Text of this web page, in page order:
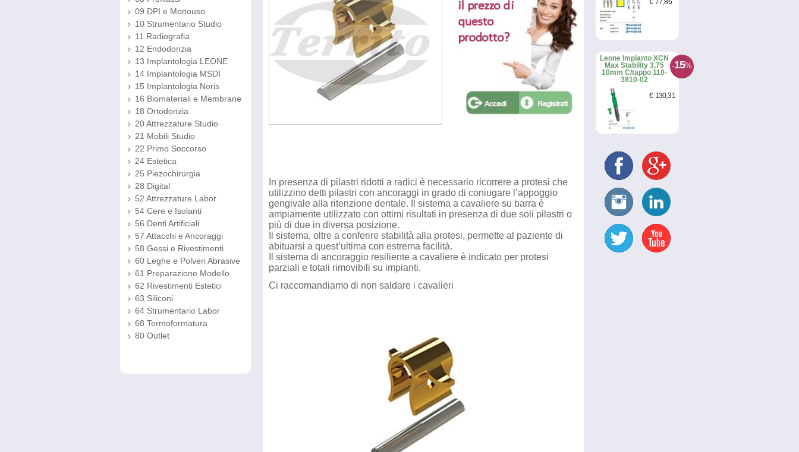
09 DPI e Monouso
10 Strumentario Studio
11 Radiografia
12 Endodonzia
13 Implantologia LEONE
14 Implantologia MSDI
15 Implantologia Noris
16 Biomateriali e Membrane
18 Ortodonzia
20 Attrezzature Studio
21 Mobili Studio
22 Primo Soccorso
24 Estetica
25 Piezochirurgia
28 Digital
52 Attrezzature Labor
54 Cere e Isolanti
56 Denti Artificiali
57 Attacchi e Ancoraggi
58 Gessi e Rivestimenti
60 Leghe e Polveri Abrasive
61 Preparazione Modello
62 Rivestimenti Estetici
63 Siliconi
64 Strumentario Labor
68 Termoformatura
80 Outlet
In presenza di pilastri ridotti a radici è necessario ricorrere a protesi che
utilizzino detti pilastri con ancoraggi in grado di coniugare l’appoggio
gengivale alla ritenzione dentale. Il sistema a cavaliere su barra è
ampiamente utilizzato con ottimi risultati in presenza di due soli pilastri o
più di due in diversa posizione.
Il sistema, oltre a conferire stabilità alla protesi, permette al paziente di
abituarsi a quest’ultima con estrema facilità.
Il sistema di ancoraggio resiliente a cavaliere è indicato per protesi
parziali e totali rimovibili su impianti.
Ci raccomandiamo di non saldare i cavalieri
€ 77 ,86
-15%
Leone Impianto XCN
Max Stability 3,75
10mm C/tappo 110-
3810-02
€ 130,31